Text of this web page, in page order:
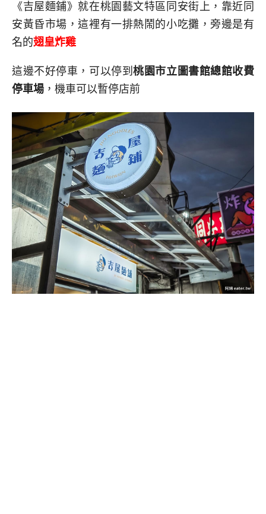
《吉屋麵鋪》就在桃園藝文特區同安街上，靠近同
安黃昏市場，這裡有一排熱鬧的小吃攤，旁邊是有
名的翅皇炸雞
這邊不好停車，可以停到桃園市立圖書館總館收費
停車場 ，機車可以暫停店前